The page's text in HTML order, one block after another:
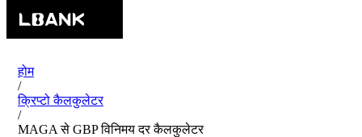
होम
/
क्रिप्टो कैलकुलेटर
/
MAGA से GBP विनिमय दर कैलकुलेटर